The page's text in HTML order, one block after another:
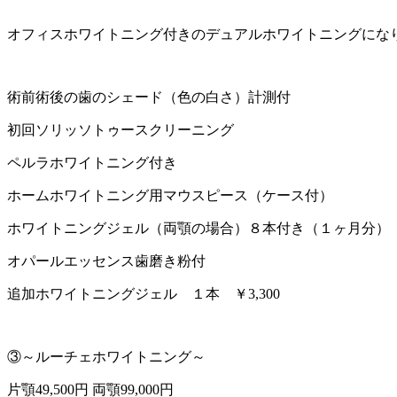
オフィスホワイトニング付きのデュアルホワイトニングにな
術前術後の歯のシェード（色の白さ）計測付
初回ソリッソトゥースクリーニング
ペルラホワイトニング付き
ホームホワイトニング用マウスピース（ケース付）
ホワイトニングジェル（両顎の場合）８本付き（１ヶ月分）
オパールエッセンス歯磨き粉付
追加ホワイトニングジェル １本 ￥3,300
③～ルーチェホワイトニング～
片顎49,500円 両顎99,000円